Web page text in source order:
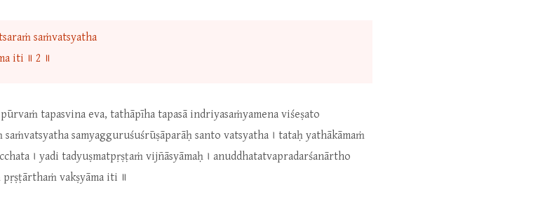
saṁvatsyatha
iti ॥ 2 ॥
tapasvina eva, tathāpīha tapasā indriyasaṁyamena viśeṣato
samyagguruśuśrūṣāparāḥ santo vatsyatha । tataḥ yathākāmaṁ
। yadi tadyuṣmatpṛṣṭaṁ vijñāsyāmaḥ । anuddhatatvapradarśanārtho
pṛṣṭārthaṁ vakṣyāma iti ॥